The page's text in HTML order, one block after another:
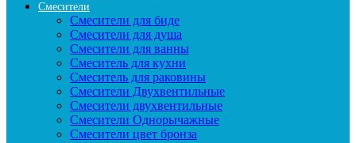
Смесители
Смесители для биде
Смесители для душа
Смесители для ванны
Смеситель для кухни
Смеситель для раковины
Смесители Двухвентильные
Смесители двухвентильные
Смесители Однорычажные
Смесители цвет бронза